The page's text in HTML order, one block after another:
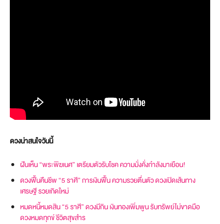
ดวงน่าสนใจวันนี้
ฝันเห็น “พระพิฆเนศ” เตรียมตัวรับโชค ความมั่งคั่งกำลังมาเยือน!
ดวงฟื้นคืนชีพ “5 ราศี” การเงินฟื้น ความรวยตื่นตัว ดวงเปิดเส้นทาง
เศรษฐี รวยเกิดใหม่
หมดหนี้หมดสิน “5 ราศี” ดวงมีกิน เงินทองเพิ่มพูน รับทรัพย์ไม่ขาดมือ
ดวงหมดทุกข์ ชีวิตสุขสำร